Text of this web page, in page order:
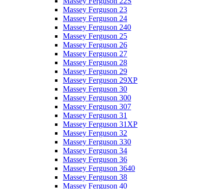
Massey Ferguson 23
Massey Ferguson 24
Massey Ferguson 240
Massey Ferguson 25
Massey Ferguson 26
Massey Ferguson 27
Massey Ferguson 28
Massey Ferguson 29
Massey Ferguson 29XP
Massey Ferguson 30
Massey Ferguson 300
Massey Ferguson 307
Massey Ferguson 31
Massey Ferguson 31XP
Massey Ferguson 32
Massey Ferguson 330
Massey Ferguson 34
Massey Ferguson 36
Massey Ferguson 3640
Massey Ferguson 38
Massey Ferguson 40